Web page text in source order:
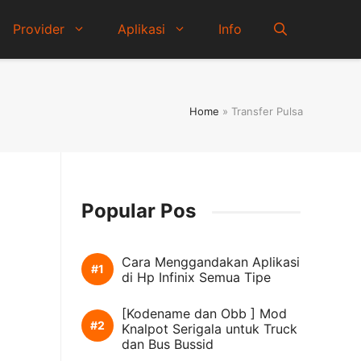
Provider Aplikasi Info
Home » Transfer Pulsa
Popular Pos
Cara Menggandakan Aplikasi
di Hp Infinix Semua Tipe
[Kodename dan Obb ] Mod
Knalpot Serigala untuk Truck
dan Bus Bussid